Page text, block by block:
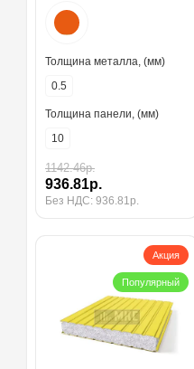
Толщина металла, (мм)
0.5
Толщина панели, (мм)
10
1142.46р.
936.81р.
Без НДС: 936.81р.
Акция
Популярный